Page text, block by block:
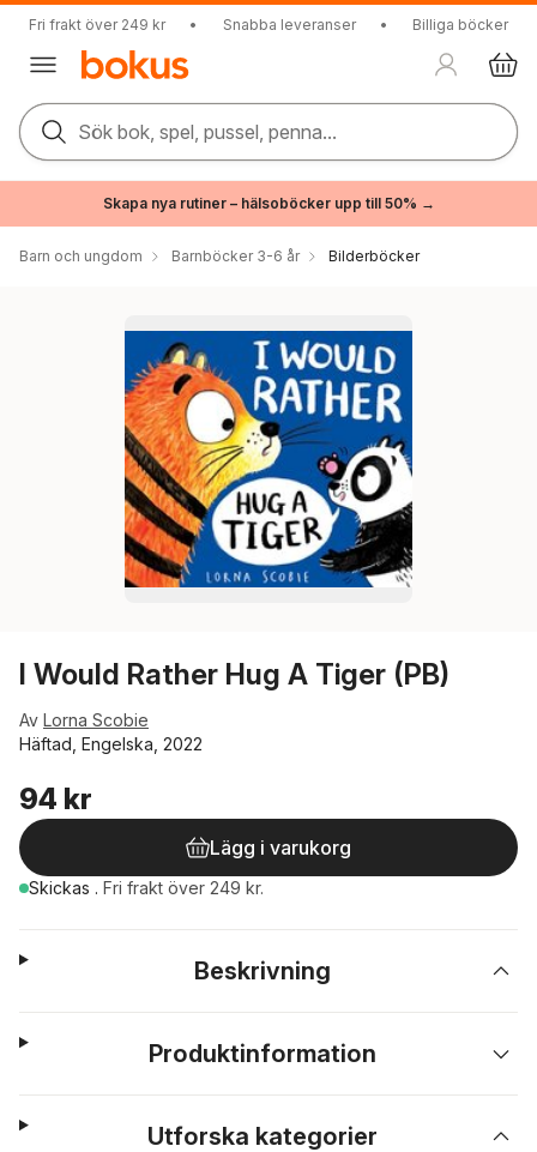
Fri frakt över 249 kr • Snabba leveranser • Billiga böcker
Sök bok, spel, pussel, penna...
Skapa nya rutiner – hälsoböcker upp till 50% →
Barn och ungdom Barnböcker 3-6 år Bilderböcker
I Would Rather Hug A Tiger (PB)
Av Lorna Scobie
Häftad, Engelska, 2022
94 kr
Lägg i varukorg
Skickas . Fri frakt över 249 kr.
Beskrivning
Produktinformation
Utforska kategorier